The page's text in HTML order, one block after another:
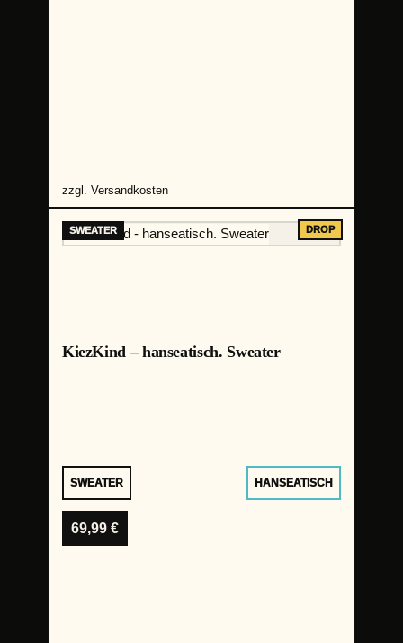
zzgl. Versandkosten
KiezKind – hanseatisch. Sweater
SWEATER HANSEATISCH
69,99 €